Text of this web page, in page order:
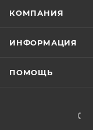
КОМПАНИЯ
ИНФОРМАЦИЯ
ПОМОЩЬ